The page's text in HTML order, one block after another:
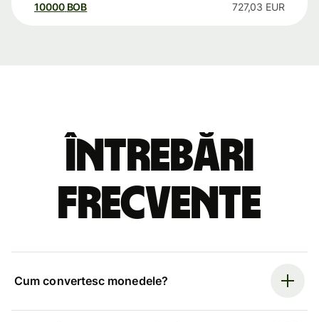
10000 BOB 727,03 EUR
Întrebări
frecvente
Cum convertesc monedele?